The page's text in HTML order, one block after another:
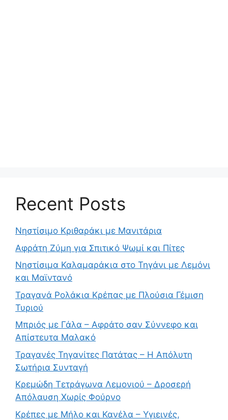
Recent Posts
Νηστίσιμο Κριθαράκι με Μανιτάρια
Αφράτη Ζύμη για Σπιτικό Ψωμί και Πίτες
Νηστίσιμα Καλαμαράκια στο Τηγάνι με Λεμόνι
και Μαϊντανό
Τραγανά Ρολάκια Κρέπας με Πλούσια Γέμιση
Τυριού
Μπριός με Γάλα – Αφράτο σαν Σύννεφο και
Απίστευτα Μαλακό
Τραγανές Τηγανίτες Πατάτας – Η Απόλυτη
Σωτήρια Συνταγή
Κρεμώδη Τετράγωνα Λεμονιού – Δροσερή
Απόλαυση Χωρίς Φούρνο
Κρέπες με Μήλο και Κανέλα – Υγιεινές,